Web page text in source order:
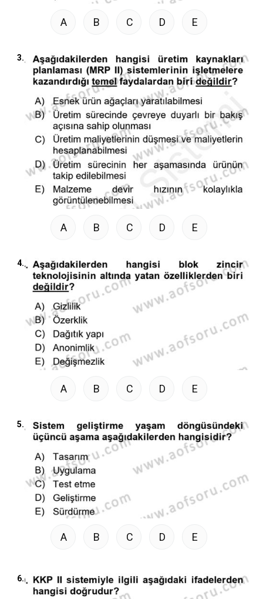
A B C D E
3.
A B C D E
4.
A B C D E
5.
A B C D E
6.